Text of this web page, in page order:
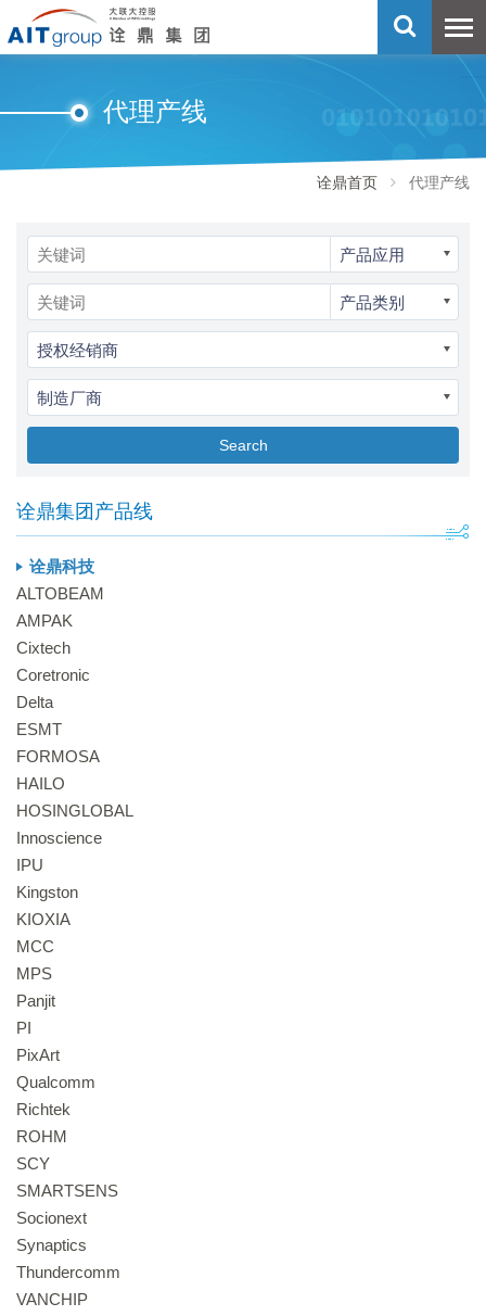
代理产线
诠鼎首页 代理产线
产品应用
产品类别
授权经销商
制造厂商
Search
诠鼎集团产品线
诠鼎科技
ALTOBEAM
AMPAK
Cixtech
Coretronic
Delta
ESMT
FORMOSA
HAILO
HOSINGLOBAL
Innoscience
IPU
Kingston
KIOXIA
MCC
MPS
Panjit
PI
PixArt
Qualcomm
Richtek
ROHM
SCY
SMARTSENS
Socionext
Synaptics
Thundercomm
VANCHIP